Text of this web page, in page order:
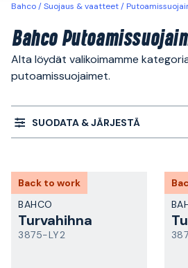
Bahco Suojaus & vaatteet
Bahco
Alta löydät valikoimamme
putoamissuojaimet.
SUODATA & JÄRJESTÄ
Back to work
BAHCO
Turvahihna
3875-LY2